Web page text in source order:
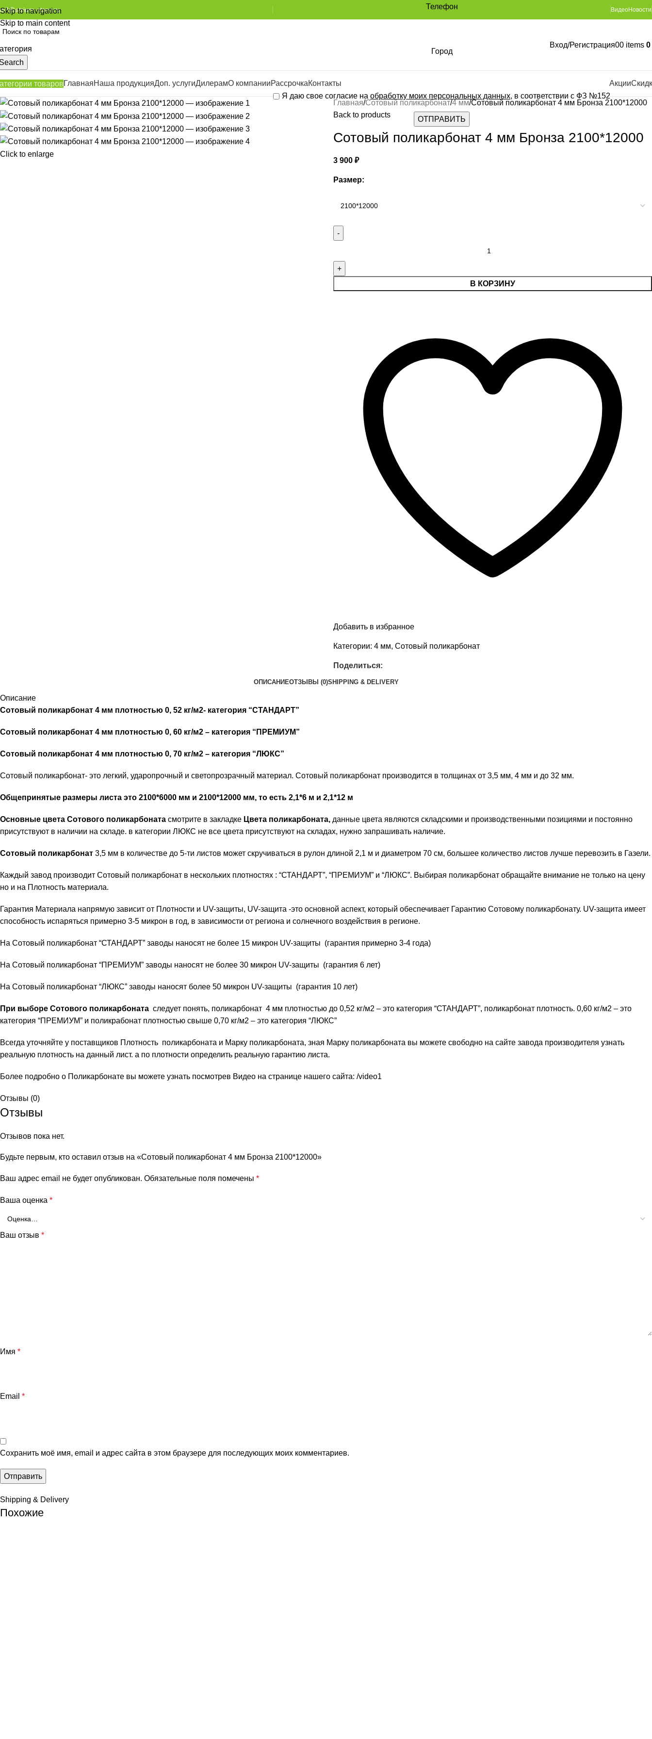
Skip to navigation
Skip to main content
stroy.ru Телефон
Город
Я даю свое согласие на обработку моих персональных данных, в соответствии с ФЗ №152
ВидеоНовости
Вход/Регистрация00 items 0
товаровГлавнаяНаша продукцияДоп. услугиДилерамО компанииРассрочкаКонтакты Акции
Click to enlarge
Главная Сотовый поликарбонат 4 мм Сотовый поликарбонат 4 мм Бронза 2100*12000
Back to products
Сотовый поликарбонат 4 мм Бронза 2100*12000
3 900 ₽
Размер:
В КОРЗИНУ
Добавить в избранное
Категории: 4 мм, Сотовый поликарбонат
Поделиться:
ОПИСАНИЕОТЗЫВЫ (0)SHIPPING & DELIVERY
Описание
Сотовый поликарбонат 4 мм плотностью 0, 52 кг/м2- категория “СТАНДАРТ”
Сотовый поликарбонат 4 мм плотностью 0, 60 кг/м2 – категория “ПРЕМИУМ”
Сотовый поликарбонат 4 мм плотностью 0, 70 кг/м2 – категория “ЛЮКС”
Сотовый поликарбонат- это легкий, ударопрочный и светопрозрачный материал. Сотовый поликарбонат производится в толщинах от 3,5 мм, 4 мм и до 32 мм.
Общепринятые размеры листа это 2100*6000 мм и 2100*12000 мм, то есть 2,1*6 м и 2,1*12 м
Основные цвета Сотового поликарбоната смотрите в закладке Цвета поликарбоната, данные цвета являются складскими и производственными позициями и постоянно
присутствуют в наличии на складе. в категории ЛЮКС не все цвета присутствуют на складах, нужно запрашивать наличие.
Сотовый поликарбонат 3,5 мм в количестве до 5-ти листов может скручиваться в рулон длиной 2,1 м и диаметром 70 см, большее количество листов лучше перевозить в Газели.
Каждый завод производит Сотовый поликарбонат в нескольких плотностях : “СТАНДАРТ”, “ПРЕМИУМ” и “ЛЮКС”. Выбирая поликарбонат обращайте внимание не только на цену
но и на Плотность материала.
Гарантия Материала напрямую зависит от Плотности и UV-защиты, UV-защита -это основной аспект, который обеспечивает Гарантию Сотовому поликарбонату. UV-защита имеет
способность испаряться примерно 3-5 микрон в год, в зависимости от региона и солнечного воздействия в регионе.
На Сотовый поликарбонат “СТАНДАРТ” заводы наносят не более 15 микрон UV-защиты (гарантия примерно 3-4 года)
На Сотовый поликарбонат “ПРЕМИУМ” заводы наносят не более 30 микрон UV-защиты (гарантия 6 лет)
На Сотовый поликарбонат “ЛЮКС” заводы наносят более 50 микрон UV-защиты (гарантия 10 лет)
При выборе Сотового поликарбоната следует понять, поликарбонат 4 мм плотностью до 0,52 кг/м2 – это категория “СТАНДАРТ”, поликарбонат плотность. 0,60 кг/м2 – это
категория “ПРЕМИУМ” и поликрабонат плотностью свыше 0,70 кг/м2 – это категория “ЛЮКС”
Всегда уточняйте у поставщиков Плотность поликарбоната и Марку поликарбоната, зная Марку поликарбоната вы можете свободно на сайте завода производителя узнать
реальную плотность на данный лист. а по плотности определить реальную гарантию листа.
Более подробно о Поликарбонате вы можете узнать посмотрев Видео на странице нашего сайта: /video1
Отзывы (0)
Отзывы
Отзывов пока нет.
Будьте первым, кто оставил отзыв на «Сотовый поликарбонат 4 мм Бронза 2100*12000»
Ваш адрес email не будет опубликован. Обязательные поля помечены *
Ваша оценка *
Ваш отзыв *
Имя *
Email *
Сохранить моё имя, email и адрес сайта в этом браузере для последующих моих комментариев.
Shipping & Delivery
Похожие